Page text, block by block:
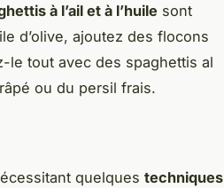
à l’ail et à l’huile sont
d’olive, ajoutez des flocons
le tout avec des spaghettis al
ou du persil frais.
quelques techniques